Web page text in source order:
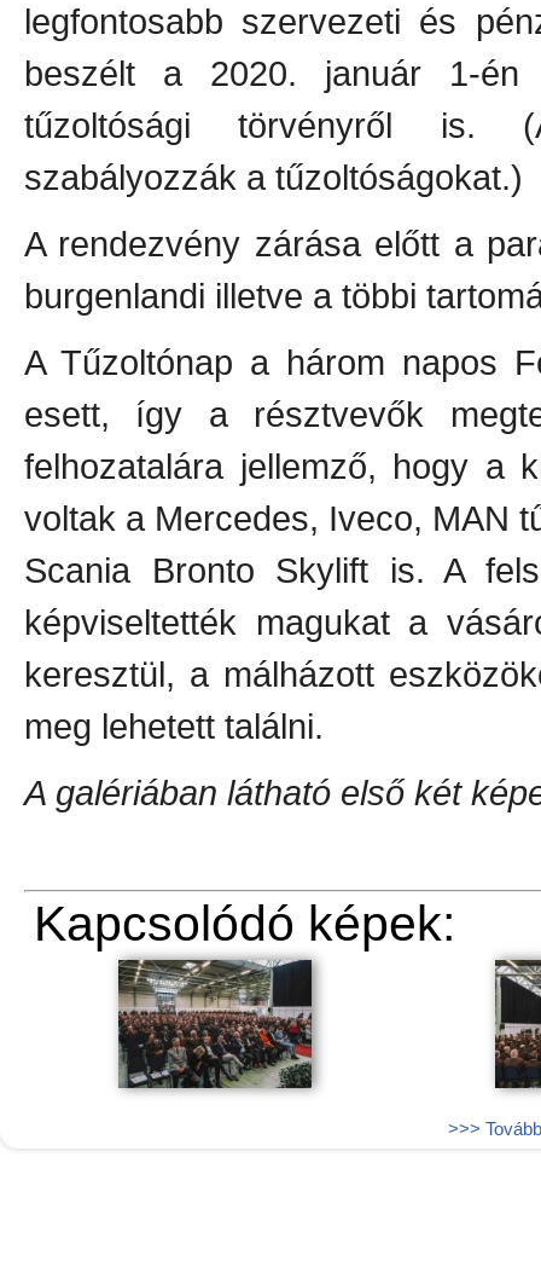
legfontosabb szervezeti és
beszélt a 2020. január 1-én
tűzoltósági törvényről is.
szabályozzák a tűzoltóságokat.)
A rendezvény zárása előtt a
burgenlandi illetve a többi
A Tűzoltónap a három napos
esett, így a résztvevők
felhozatalára jellemző, hogy a
voltak a Mercedes, Iveco, MAN
Scania Bronto Skylift is. A
képviseltették magukat a
keresztül, a málházott
meg lehetett találni.
A galériában látható első két
Kapcsolódó képek:
>>>